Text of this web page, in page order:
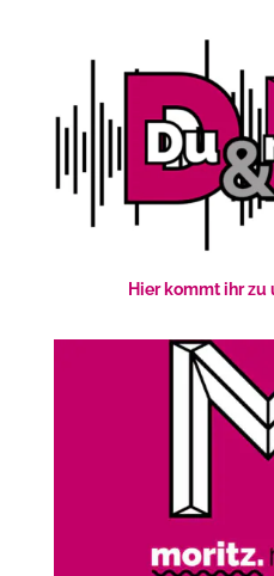
Hier kommt ihr zu